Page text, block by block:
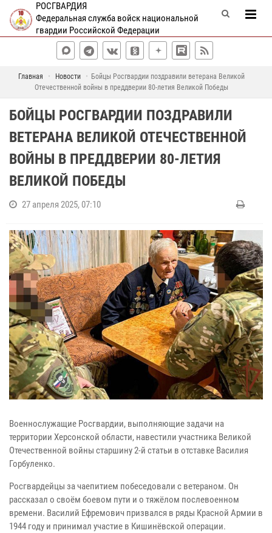
РОСГВАРДИЯ
Федеральная служба войск национальной
гвардии Российской Федерации
Главная Новости
Бойцы Росгвардии поздравили ветерана Великой
Отечественной войны в преддверии 80-летия Великой Победы
БОЙЦЫ РОСГВАРДИИ ПОЗДРАВИЛИ
ВЕТЕРАНА ВЕЛИКОЙ ОТЕЧЕСТВЕННОЙ
ВОЙНЫ В ПРЕДДВЕРИИ 80-ЛЕТИЯ
ВЕЛИКОЙ ПОБЕДЫ
27 апреля 2025, 07:10
Военнослужащие Росгвардии, выполняющие задачи на
территории Херсонской области, навестили участника Великой
Отечественной войны старшину 2-й статьи в отставке Василия
Горбуленко.
Росгвардейцы за чаепитием побеседовали с ветераном. Он
рассказал о своём боевом пути и о тяжёлом послевоенном
времени. Василий Ефремович призвался в ряды Красной Армии в
1944 году и принимал участие в Кишинёвской операции.